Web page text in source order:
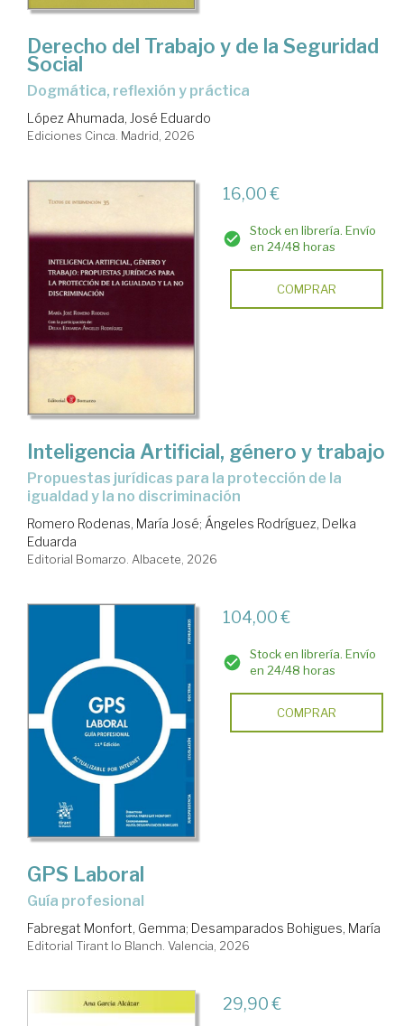
Tratados
y
manuales
Derecho del Trabajo y de la Seguridad
Social
Dogmática, reflexión y práctica
López Ahumada, José Eduardo
Ediciones Cinca. Madrid, 2026
16,00 €
Stock en librería. Envío
en 24/48 horas
COMPRAR
Inteligencia Artificial, género y trabajo
propuestas jurídicas para la protección de la
igualdad y la no discriminación
Romero Rodenas, María José; Ángeles Rodríguez, Delka
Eduarda
Editorial Bomarzo. Albacete, 2026
104,00 €
Stock en librería. Envío
en 24/48 horas
COMPRAR
GPS Laboral
Guía profesional
Fabregat Monfort, Gemma; Desamparados Bohigues, María
Editorial Tirant lo Blanch. Valencia, 2026
29,90 €